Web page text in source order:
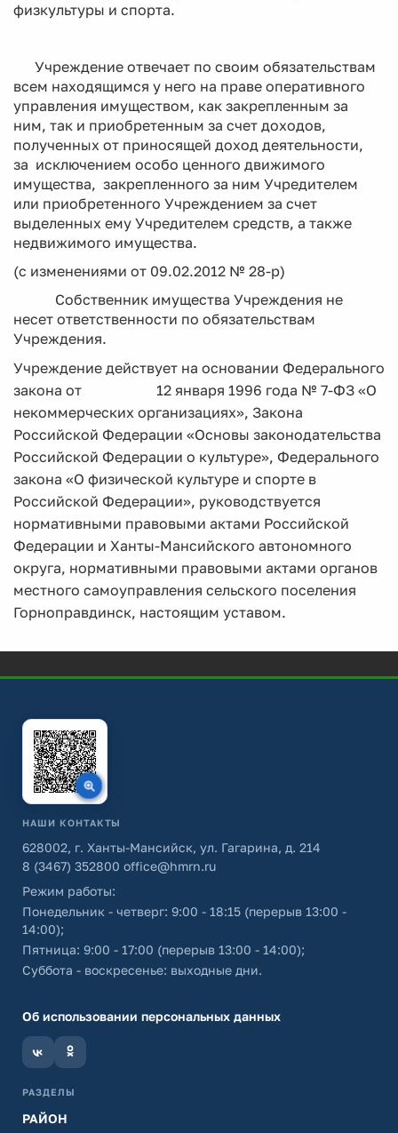
физкультуры и спорта.
Учреждение отвечает по своим обязательствам
всем находящимся у него на праве оперативного
управления имуществом, как закрепленным за
ним, так и приобретенным за счет доходов,
полученных от приносящей доход деятельности,
за исключением особо ценного движимого
имущества, закрепленного за ним Учредителем
или приобретенного Учреждением за счет
выделенных ему Учредителем средств, а также
недвижимого имущества.
(с изменениями от 09.02.2012 № 28-р)
Собственник имущества Учреждения не
несет ответственности по обязательствам
Учреждения.
Учреждение действует на основании Федерального
закона от 12 января 1996 года № 7-ФЗ «О
некоммерческих организациях», Закона
Российской Федерации «Основы законодательства
Российской Федерации о культуре», Федерального
закона «О физической культуре и спорте в
Российской Федерации», руководствуется
нормативными правовыми актами Российской
Федерации и Ханты-Мансийского автономного
округа, нормативными правовыми актами органов
местного самоуправления сельского поселения
Горноправдинск, настоящим уставом.
НАШИ КОНТАКТЫ
628002, г. Ханты-Мансийск, ул. Гагарина, д. 214
8 (3467) 352800 office@hmrn.ru
Режим работы:
Понедельник - четверг: 9:00 - 18:15 (перерыв 13:00 -
14:00);
Пятница: 9:00 - 17:00 (перерыв 13:00 - 14:00);
Суббота - воскресенье: выходные дни.
Об использовании персональных данных
РАЗДЕЛЫ
РАЙОН